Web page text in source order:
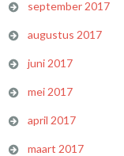
september 2017
augustus 2017
juni 2017
mei 2017
april 2017
maart 2017